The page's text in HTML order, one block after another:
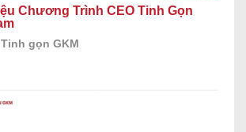
Chương Trình CEO Tinh Gọn
gọn GKM